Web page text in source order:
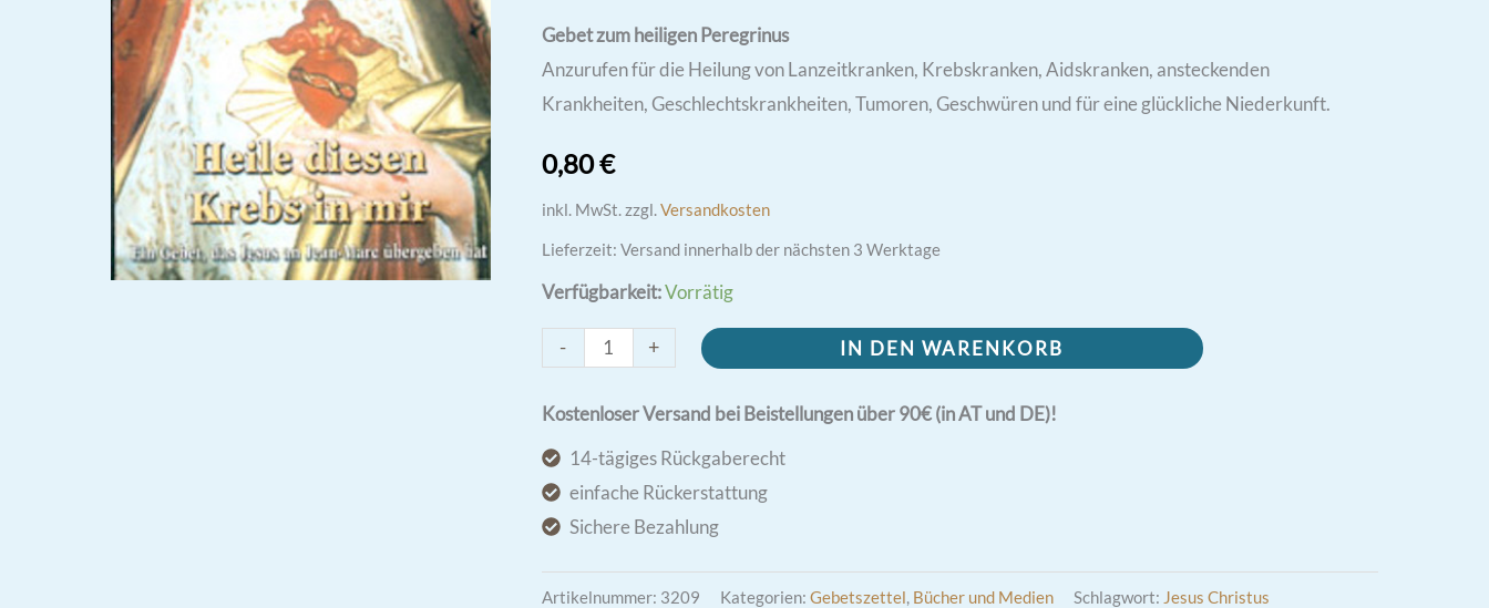
Gebet zum heiligen Peregrinus
Anzurufen für die Heilung von Lanzeitkranken, Krebskranken, Aidskranken, ansteckenden
Krankheiten, Geschlechtskrankheiten, Tumoren, Geschwüren und für eine glückliche Niederkunft.
0,80€
inkl. MwSt.zzgl.Versandkosten
Lieferzeit: Versand innerhalb der nächsten 3 Werktage
Verfügbarkeit:Vorrätig
-
Heile
Krebs
in
mir
!
+ IN DEN WARENKORB
Kostenloser Versand bei Beistellungen über 90€ (in AT und DE)!
14-tägiges Rückgaberecht
einfache Rückerstattung
Sichere Bezahlung
Artikelnummer: 3209 Kategorien: Gebetszettel, Bücher und Medien Schlagwort: Jesus Christus